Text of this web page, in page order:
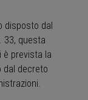
disposto dal
33, questa
è prevista la
dal decreto